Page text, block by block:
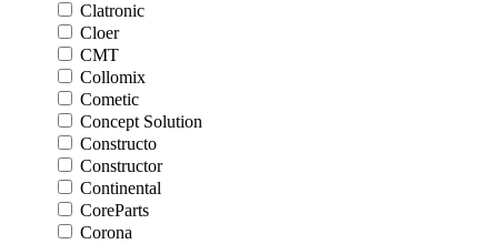
Clatronic
Cloer
CMT
Collomix
Cometic
Concept Solution
Constructo
Constructor
Continental
CoreParts
Corona